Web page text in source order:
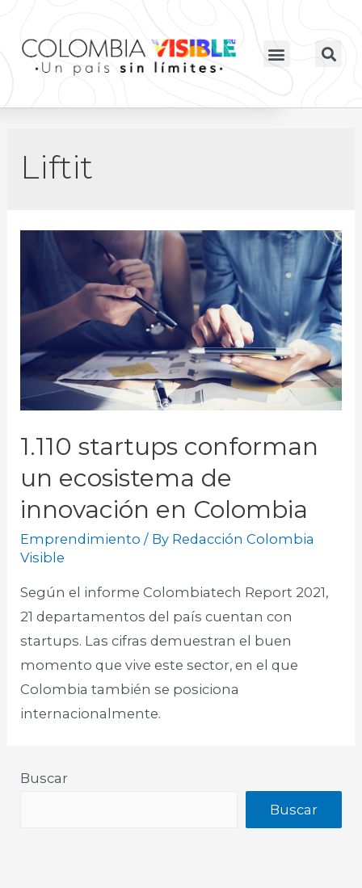
Liftit
1.110 startups conforman
un ecosistema de
innovación en Colombia
Emprendimiento / By Redacción Colombia
Visible
Según el informe Colombiatech Report 2021,
21 departamentos del país cuentan con
startups. Las cifras demuestran el buen
momento que vive este sector, en el que
Colombia también se posiciona
internacionalmente.
Buscar
Buscar